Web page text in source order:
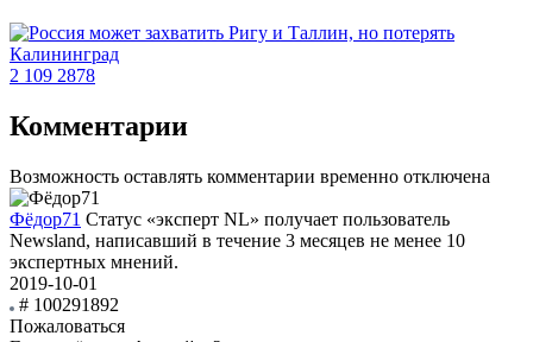
2 109 2878
Комментарии
Возможность оставлять комментарии временно отключена
Фёдор71 Статус «эксперт NL» получает пользователь
Newsland, написавший в течение 3 месяцев не менее 10
экспертных мнений.
2019-10-01
# 100291892
Пожаловаться